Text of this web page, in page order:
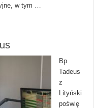
w tym …
Bp
Tadeus
z
Lityński
poświę